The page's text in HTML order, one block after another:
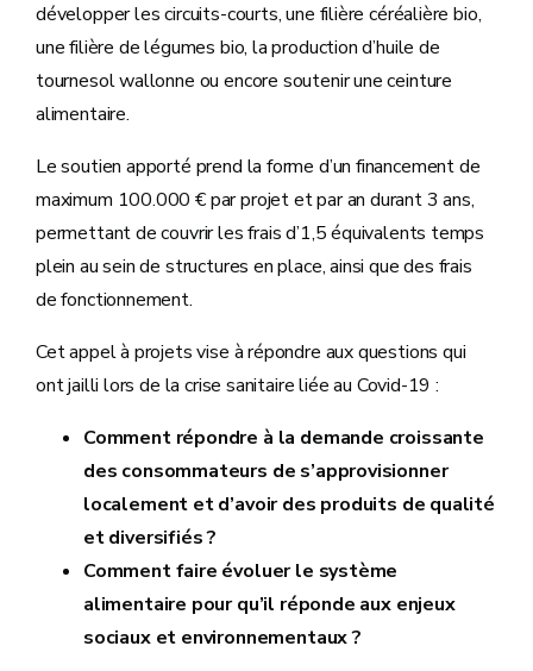
développer les circuits-courts, une filière céréalière bio,
une filière de légumes bio, la production d’huile de
tournesol wallonne ou encore soutenir une ceinture
alimentaire.
Le soutien apporté prend la forme d’un financement de
maximum 100.000 € par projet et par an durant 3 ans,
permettant de couvrir les frais d’1,5 équivalents temps
plein au sein de structures en place, ainsi que des frais
de fonctionnement.
Cet appel à projets vise à répondre aux questions qui
ont jailli lors de la crise sanitaire liée au Covid-19 :
Comment répondre à la demande croissante
des consommateurs de s’approvisionner
localement et d’avoir des produits de qualité
et diversifiés ?
Comment faire évoluer le système
alimentaire pour qu’il réponde aux enjeux
sociaux et environnementaux ?